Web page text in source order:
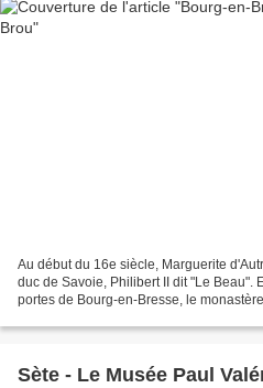
Au début du 16e siècle, Marguerite
duc de Savoie, Philibert II dit "Le Beau".
portes de Bourg-en-Bresse, le
Sète - Le Musée Paul